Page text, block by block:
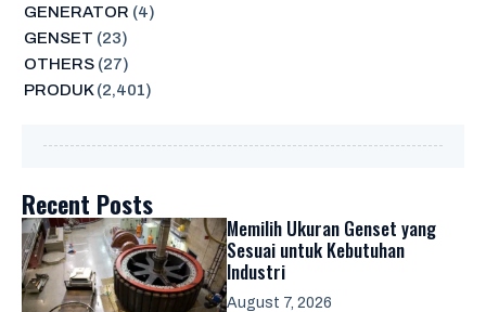
GENERATOR (4)
GENSET (23)
OTHERS(27)
PRODUK(2,401)
Recent Posts
Memilih Ukuran Genset yang
Sesuai untuk Kebutuhan
Industri
August 7, 2026